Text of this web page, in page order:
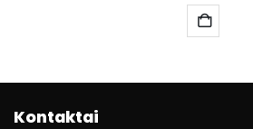
Kontaktai